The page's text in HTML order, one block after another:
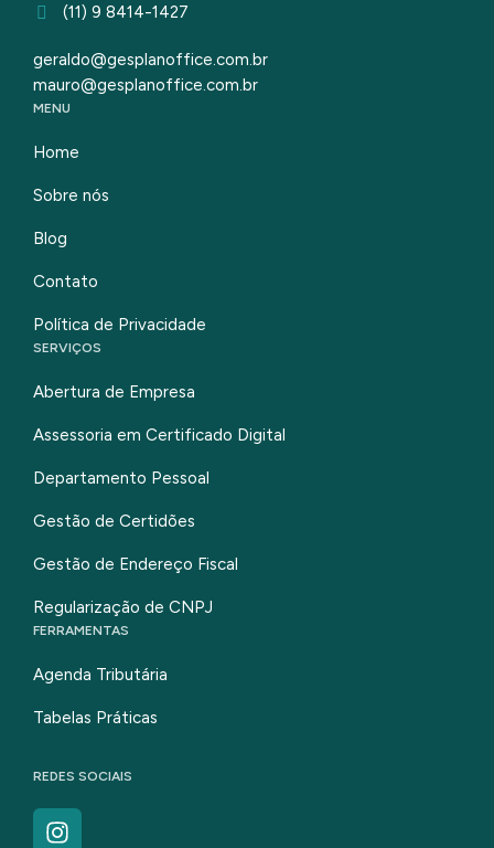
(11) 9 8414-1427
geraldo@gesplanoffice.com.br
mauro@gesplanoffice.com.br
MENU
Home
Sobre nós
Blog
Contato
Política de Privacidade
SERVIÇOS
Abertura de Empresa
Assessoria em Certificado Digital
Departamento Pessoal
Gestão de Certidões
Gestão de Endereço Fiscal
Regularização de CNPJ
FERRAMENTAS
Agenda Tributária
Tabelas Práticas
REDES SOCIAIS